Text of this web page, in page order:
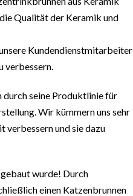
Qualität der Keramik und
Kundendienstmitarbeiter
verbessern.
durch seine Produktlinie für
Wir kümmern uns sehr
verbessern und sie dazu
wurde! Durch
einen Katzenbrunnen